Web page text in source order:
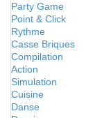
Party Game
Point & Click
Rythme
Casse Briques
Compilation
Action
Simulation
Cuisine
Danse